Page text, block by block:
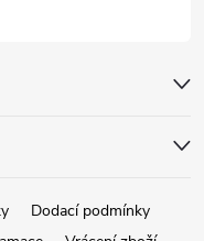
Dodací podmínky